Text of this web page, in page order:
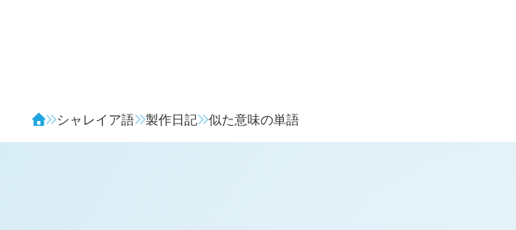
シャレイア語 製作日記 似た意味の単語